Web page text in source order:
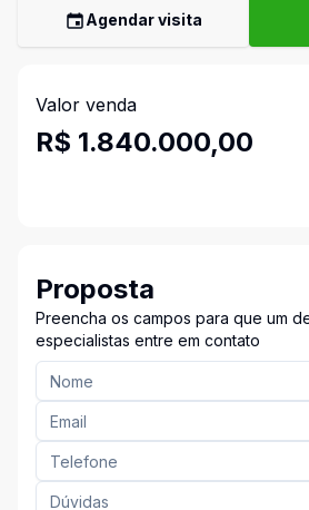
Agendar visita
Valor venda
R$ 1.840.000,00
Proposta
Preencha os campos para que um
especialistas entre em contato